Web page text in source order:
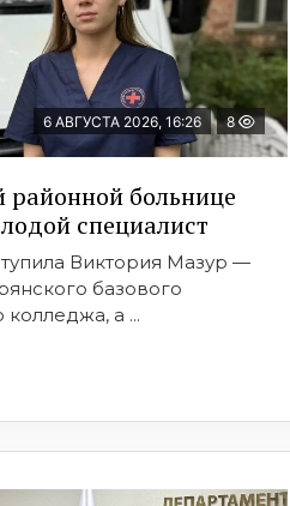
6 АВГУСТА 2026, 16:26 8
районной больнице
специалист
Виктория Мазур —
базового
а ...